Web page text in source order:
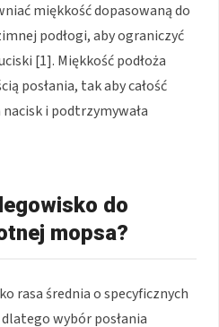
miękkość dopasowaną do
podłogi, aby ograniczyć
[1]. Miękkość podłoża
posłania, tak aby całość
i podtrzymywała
do
mopsa?
rasa średnia o specyficznych
wybór posłania